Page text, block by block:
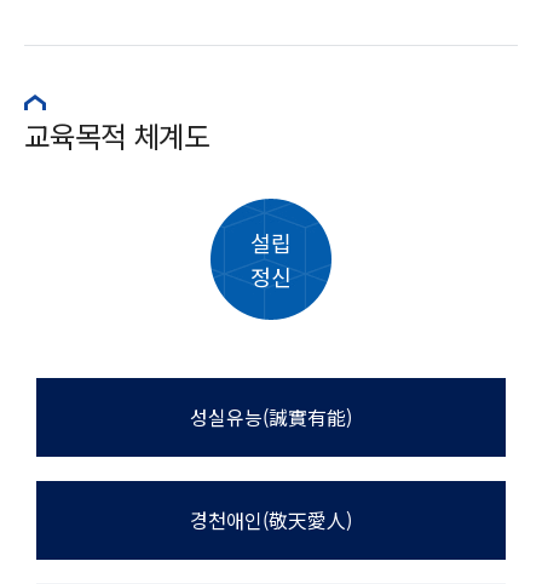
교육목적 체계도
설립
정신
성실유능(誠實有能)
경천애인(敬天愛人)